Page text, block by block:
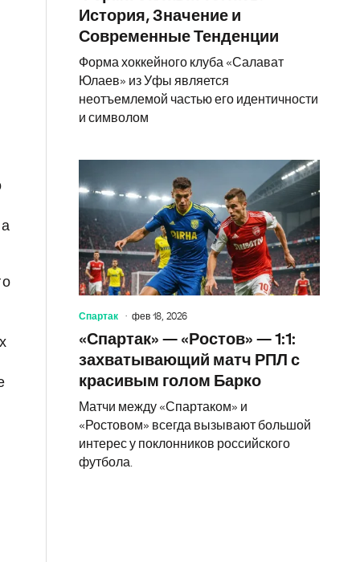
История, Значение и
Современные Тенденции
Форма хоккейного клуба «Салават
Юлаев» из Уфы является
неотъемлемой частью его идентичности
и символом
Спартак фев 18, 2026
«Спартак» — «Ростов» — 1:1:
захватывающий матч РПЛ с
красивым голом Барко
Матчи между «Спартаком» и
«Ростовом» всегда вызывают большой
интерес у поклонников российского
футбола.